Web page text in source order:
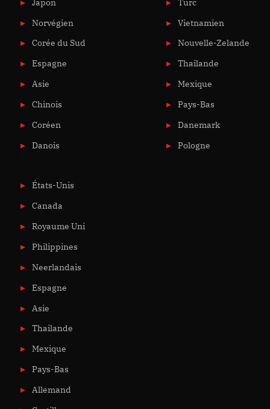
Japon
Norvégien
Corée du Sud
Espagne
Asie
Chinois
Coréen
Danois
Turc
Vietnamien
Nouvelle-Zelande
Thailande
Mexique
Pays-Bas
Danemark
Pologne
États-Unis
Canada
Royaume Uni
Philippines
Neerlandais
Espagne
Asie
Thailande
Mexique
Pays-Bas
Allemand